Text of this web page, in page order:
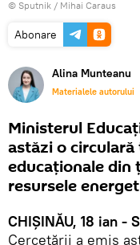
© Sputnik / Mihai Caraus
Abonare
Alina Munteanu
Materialele autorului
Ministerul
astăzi o
educaționale din
resursele
CHIȘINĂU, 18 ian -
Cercetării a emis